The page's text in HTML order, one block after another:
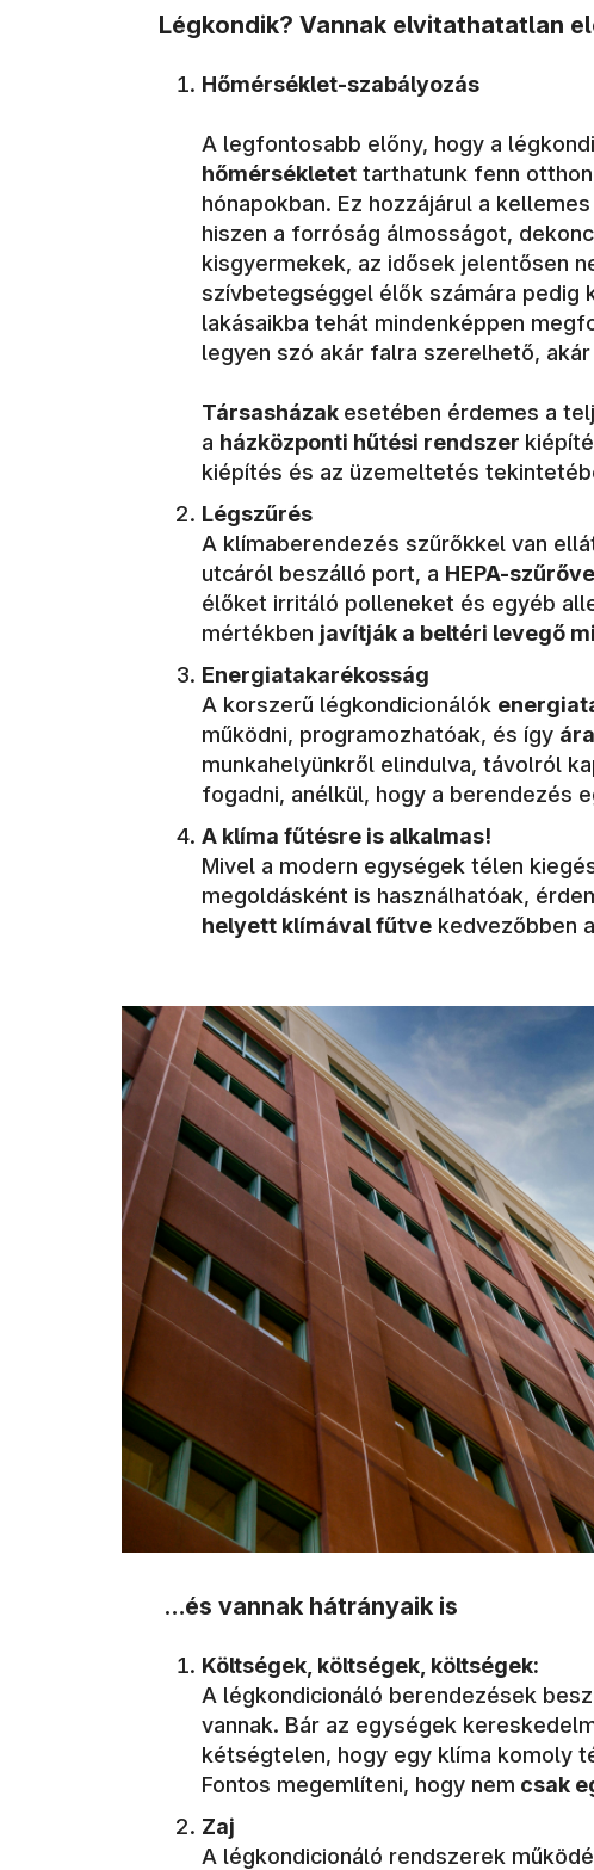
Légkondik? Vannak elvitathatatlan
Hőmérséklet-szabályozás
A legfontosabb előny, hogy a
hőmérsékletet tarthatunk fenn
hónapokban. Ez hozzájárul a
hiszen a forróság álmosságot,
kisgyermekek, az idősek jelentősen
szívbetegséggel élők számára pedig
lakásaikba tehát mindenképpen
legyen szó akár falra szerelhető,
Társasházak esetében érdemes a
a házközponti hűtési rendszer
kiépítés és az üzemeltetés
Légszűrés
A klímaberendezés szűrőkkel van
utcáról beszálló port, a HEPA-
élőket irritáló polleneket és egyéb
mértékben javítják a beltéri levegő
Energiatakarékosság
A korszerű légkondicionálók
működni, programozhatóak, és így
munkahelyünkről elindulva, távolról
fogadni, anélkül, hogy a berendezés
A klíma fűtésre is alkalmas!
Mivel a modern egységek télen
megoldásként is használhatóak,
helyett klímával fűtve kedvezőbben
…és vannak hátrányaik is
Költségek, költségek, költségek:
A légkondicionáló berendezések
vannak. Bár az egységek
kétségtelen, hogy egy klíma komoly
Fontos megemlíteni, hogy nem csak
Zaj
A légkondicionáló rendszerek